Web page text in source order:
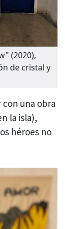
(2020),
de cristal y
una obra
la isla),
héroes no